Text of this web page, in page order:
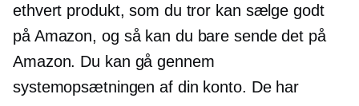
ethvert produkt, som du tror kan sælge godt
på Amazon, og så kan du bare sende det på
Amazon. Du kan gå gennem
systemopsætningen af ​​din konto. De har